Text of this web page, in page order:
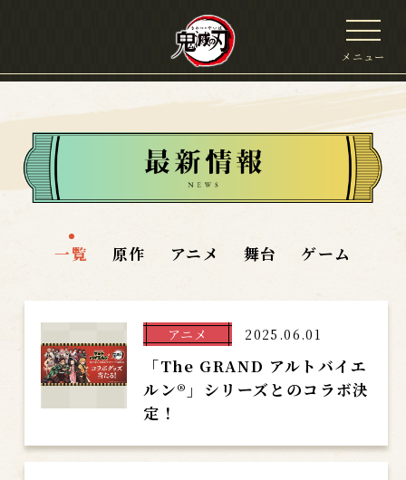
メニュー
一覧 原作 アニメ 舞台 ゲーム
アニメ
「The GRAND アルトバイエ
ルン®」シリーズとのコラボ決
定！
2025.06.01